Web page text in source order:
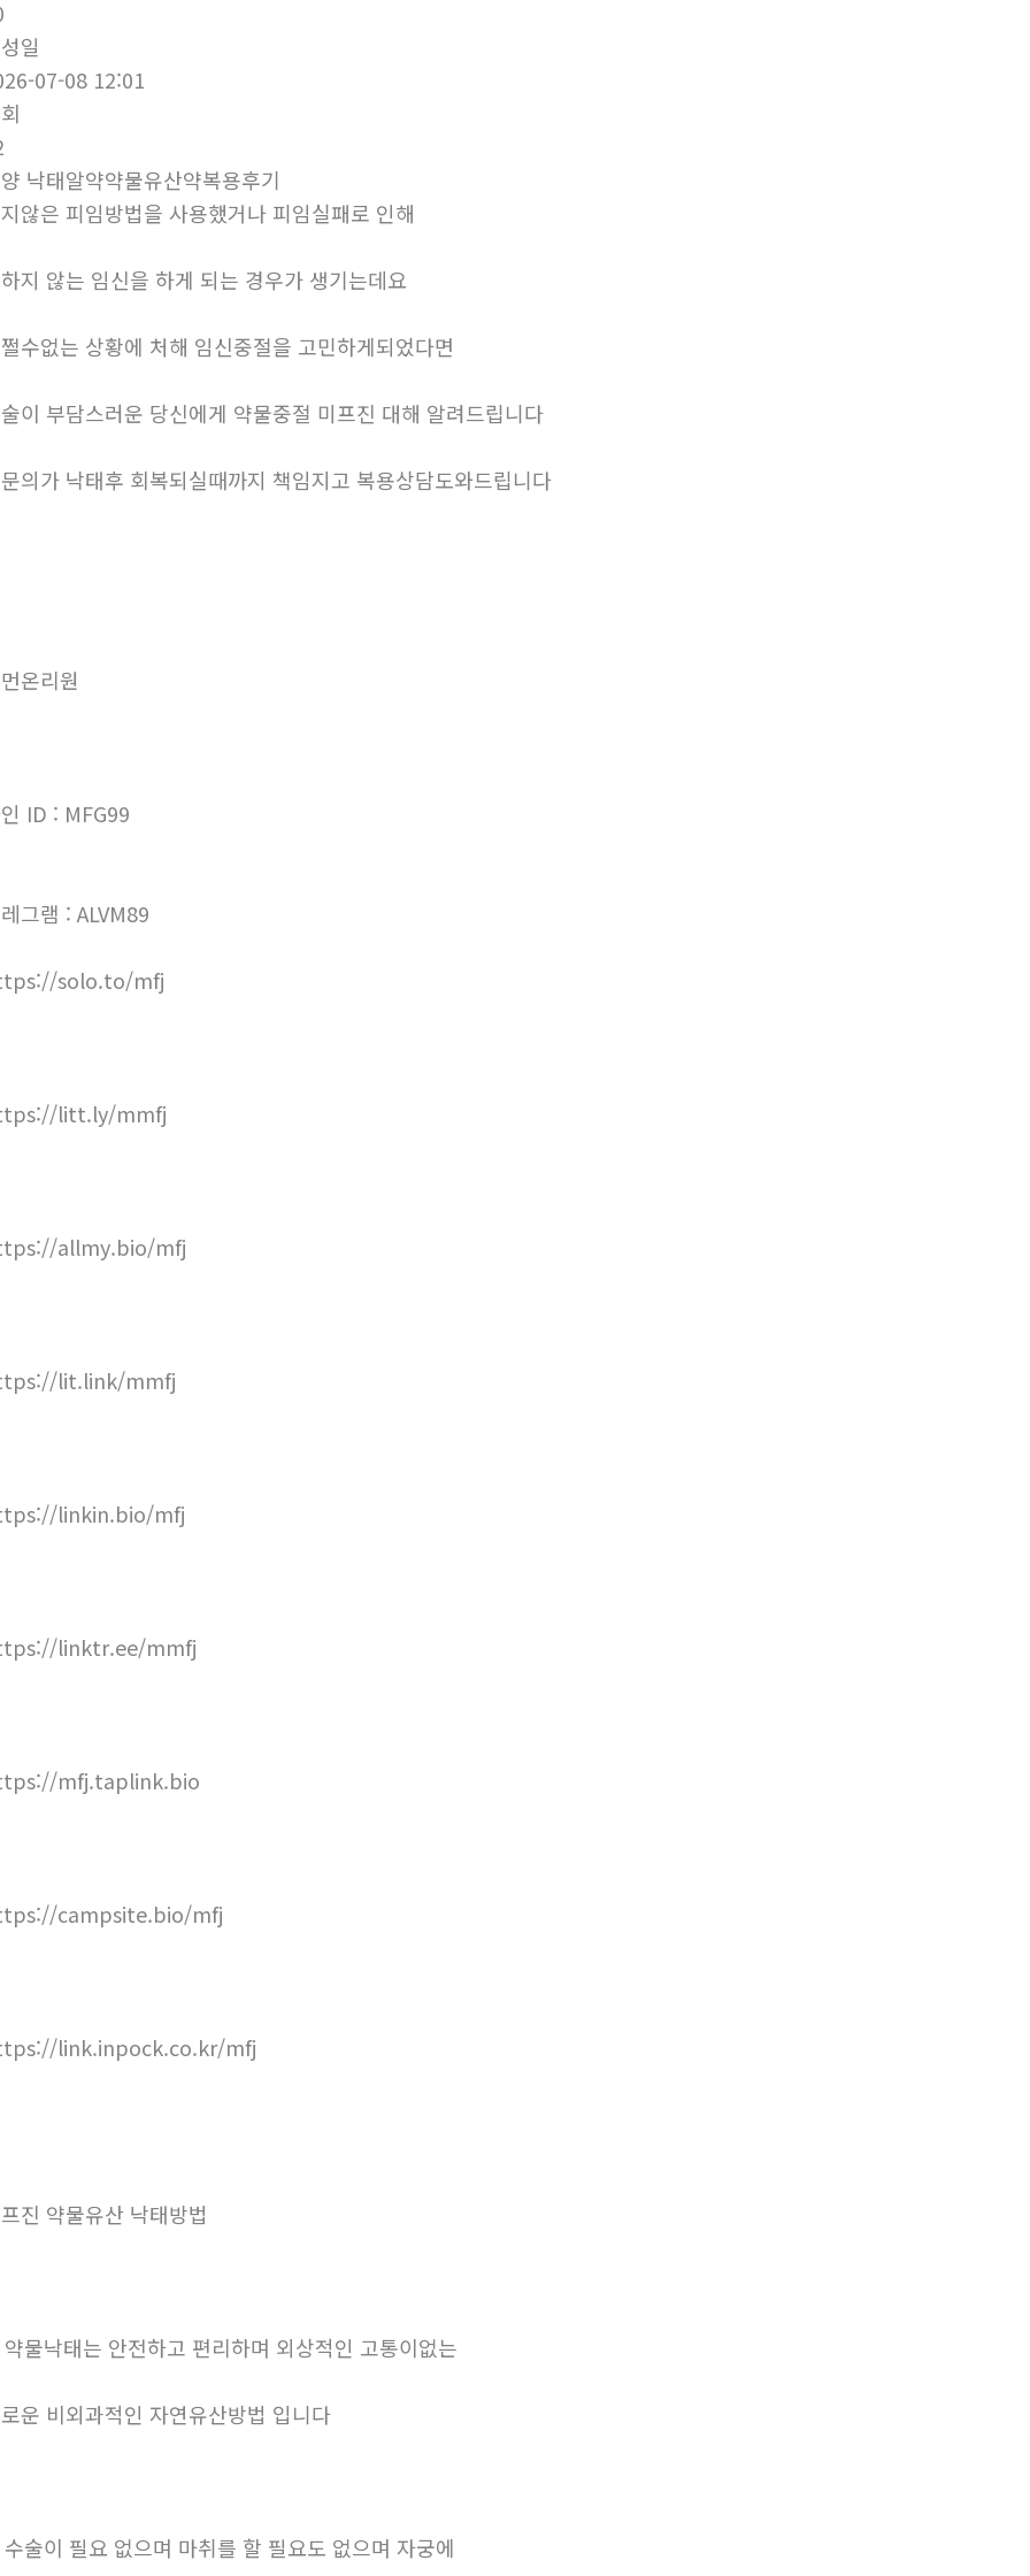
일
07-08 12:01
낙태알약약물유산약복용후기
않은 피임방법을 사용했거나 피임실패로 인해
지 않는 임신을 하게 되는 경우가 생기는데요
수없는 상황에 처해 임신중절을 고민하게되었다면
이 부담스러운 당신에게 약물중절 미프진 대해 알려드립니다
의가 낙태후 회복되실때까지 책임지고 복용상담도와드립니다
온리원
ID : MFG99
그램 : ALVM89
solo.to/mfj
litt.ly/mmfj
allmy.bio/mfj
lit.link/mmfj
linkin.bio/mfj
linktr.ee/mmfj
mfj.taplink.bio
campsite.bio/mfj
link.inpock.co.kr/mfj
진 약물유산 낙태방법
약물낙태는 안전하고 편리하며 외상적인 고통이없는
운 비외과적인 자연유산방법 입니다
술이 필요 없으며 마취를 할 필요도 없으며 자궁에